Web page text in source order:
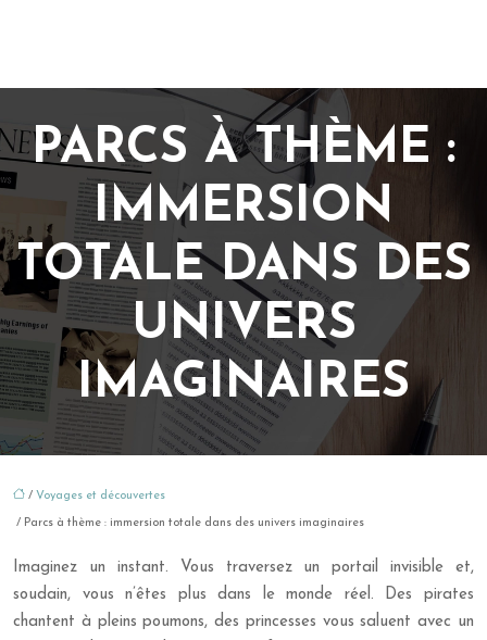
PARCS À THÈME :
IMMERSION
TOTALE DANS DES
UNIVERS
IMAGINAIRES
/ Voyages et découvertes
/ Parcs à thème : immersion totale dans des univers imaginaires
Imaginez un instant. Vous traversez un portail invisible et,
soudain, vous n’êtes plus dans le monde réel. Des pirates
chantent à pleins poumons, des princesses vous saluent avec un